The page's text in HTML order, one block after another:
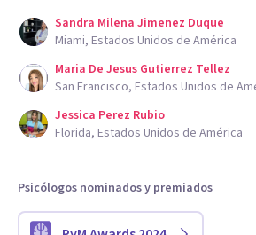
Sandra Milena Jimenez Duque
Miami, Estados Unidos de América
Maria De Jesus Gutierrez Tellez
San Francisco, Estados Unidos de
Jessica Perez Rubio
Florida, Estados Unidos de América
Psicólogos nominados y premiados